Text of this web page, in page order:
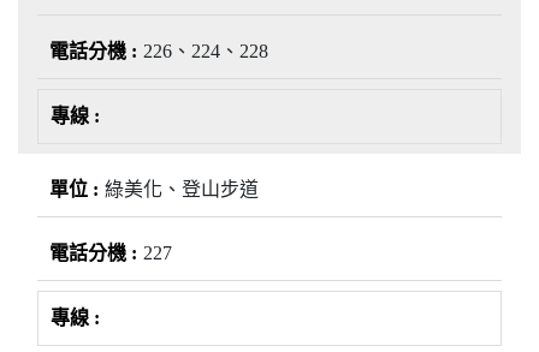
226、224、228
綠美化、登山步道
227